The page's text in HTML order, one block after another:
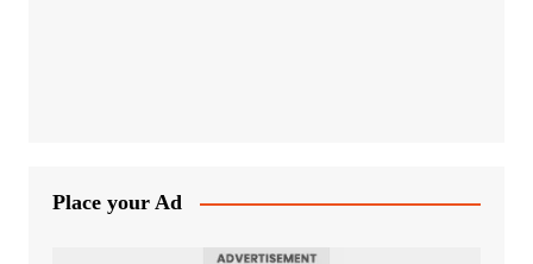
Place your Ad